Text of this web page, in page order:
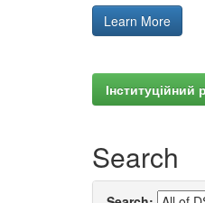
Learn More
Search